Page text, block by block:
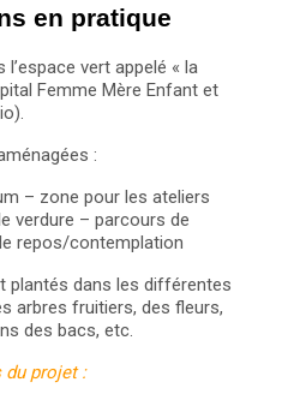
en pratique
vert appelé « la
Femme Mère Enfant et
:
– zone pour les ateliers
verdure – parcours de
repos/contemplation
plantés dans les différentes
arbres fruitiers, des fleurs,
des bacs, etc.
du projet :